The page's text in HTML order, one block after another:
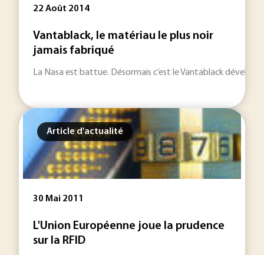
22 Août 2014
Vantablack, le matériau le plus noir
jamais fabriqué
La Nasa est battue. Désormais c’est le Vantablack
Article d'actualité
30 Mai 2011
L'Union Européenne joue la prudence
sur la RFID